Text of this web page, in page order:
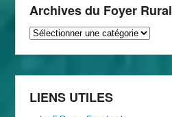
Archives du Foyer Rural
Archives
Rural
LIENS UTILES